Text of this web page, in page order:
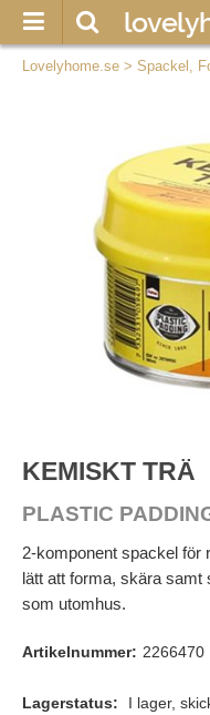
Lovelyhome.se > Spackel,
KEMISKT TRÄ
PLASTIC
2-komponent spackel för
lätt att forma, skära samt
som utomhus.
Artikelnummer: 2266470
Lagerstatus: I lager,